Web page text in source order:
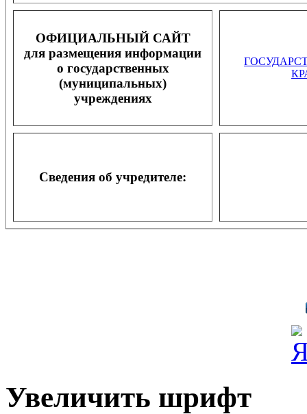
ОФИЦИАЛЬНЫЙ САЙТ
для размещения информации
о государственных
(муниципальных)
учреждениях
Сведения об учредителе:
Увеличить шрифт